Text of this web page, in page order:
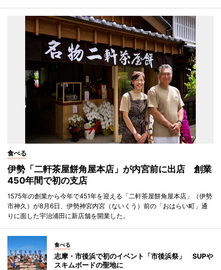
食べる
伊勢「二軒茶屋餅角屋本店」が内宮前に出店 創業
450年間で初の支店
1575年の創業から今年で451年を迎える「二軒茶屋餅角屋本店」（伊勢
市神久）が8月6日、伊勢神宮内宮（ないくう）前の「おはらい町」通
りに面した宇治浦田に新店舗を開業した。
食べる
志摩・市後浜で初のイベント「市後浜祭」 SUPや
スキムボードの聖地に